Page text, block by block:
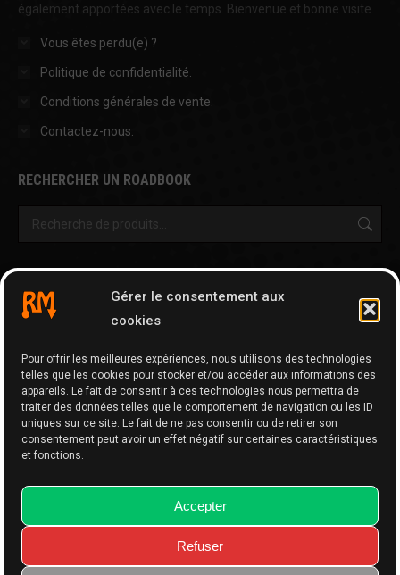
Gérer le consentement aux
cookies
Pour offrir les meilleures expériences, nous utilisons des technologies
telles que les cookies pour stocker et/ou accéder aux informations des
appareils. Le fait de consentir à ces technologies nous permettra de
traiter des données telles que le comportement de navigation ou les ID
uniques sur ce site. Le fait de ne pas consentir ou de retirer son
consentement peut avoir un effet négatif sur certaines caractéristiques
et fonctions.
Accepter
Refuser
également apportées avec le temps. Bienvenue et bonne visite.
Vous êtes perdu(e) ?
Politique de confidentialité.
Conditions générales de vente.
Contactez-nous.
RECHERCHER UN ROADBOOK
Cartographie
GPX Editor
GPX Optimizer
Google Maps to GPX
Memo
Website made with by BPhDesigns.